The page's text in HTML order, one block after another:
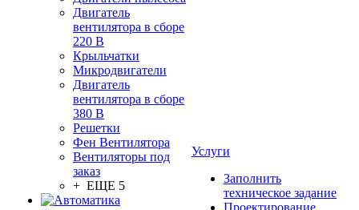
Двигатель
вентилятора в сборе
220 В
Крыльчатки
Микродвигатели
Двигатель
вентилятора в сборе
380 В
Решетки
Фен Вентилятора
Вентиляторы под
заказ
+ ЕЩЕ 5
Услуги
Заполнить
техническое задание
Проектирование